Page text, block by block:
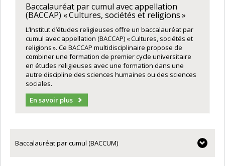
Baccalauréat par cumul avec appellation
(BACCAP) « Cultures, sociétés et religions »
L’Institut d’études religieuses offre un baccalauréat par
cumul avec appellation (BACCAP) « Cultures, sociétés et
religions ». Ce BACCAP multidisciplinaire propose de
combiner une formation de premier cycle universitaire
en études religieuses avec une formation dans une
autre discipline des sciences humaines ou des sciences
sociales.
En savoir plus
Baccalauréat par cumul (BACCUM)